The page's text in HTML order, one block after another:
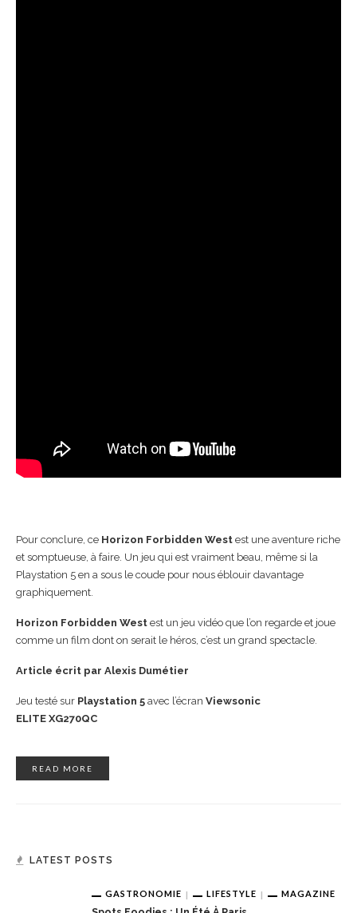
Pour conclure, ce Horizon Forbidden West est une aventure riche
et somptueuse, à faire. Un jeu qui est vraiment beau, même si la
Playstation 5 en a sous le coude pour nous éblouir davantage
graphiquement.
Horizon Forbidden West est un jeu vidéo que l’on regarde et joue
comme un film dont on serait le héros, c’est un grand spectacle.
Article écrit par Alexis Dumétier
Jeu testé sur Playstation 5 avec l’écran Viewsonic
ELITE XG270QC
READ MORE
LATEST POSTS
GASTRONOMIE LIFESTYLE MAGAZINE